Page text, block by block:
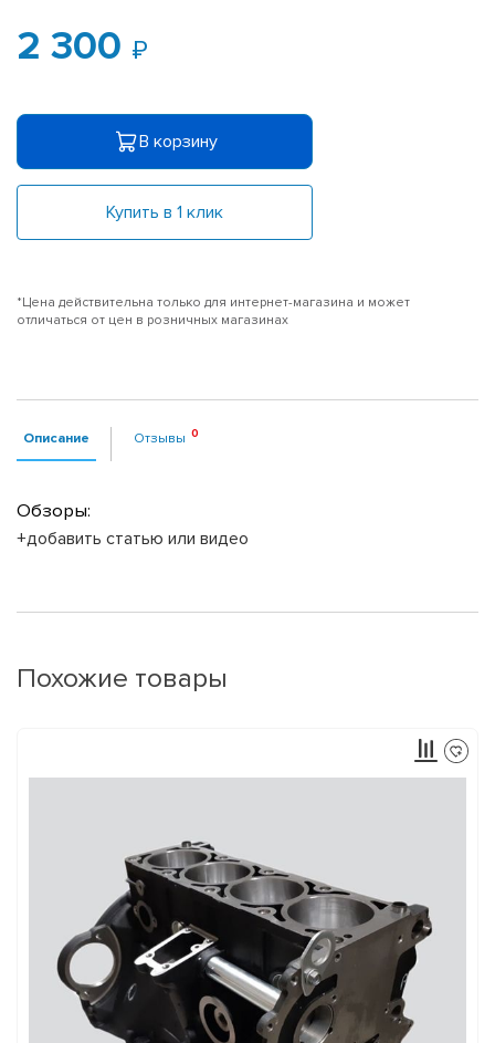
2 300
В корзину
Купить в 1 клик
*Цена действительна только для интернет-магазина и может
отличаться от цен в розничных магазинах
Описание Отзывы
Обзоры:
+добавить статью или видео
Похожие товары